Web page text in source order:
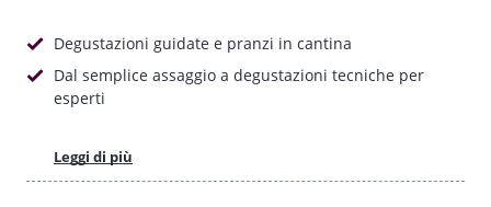
Degustazioni guidate e pranzi in cantina
Dal semplice assaggio a degustazioni tecniche per
esperti
Leggi di più